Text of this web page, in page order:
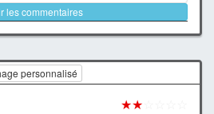
les commentaires
personnalisé
★★